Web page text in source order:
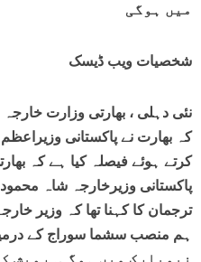
میں ہوگی
شخصیات ویب ڈیسک
نئی دہلی ، بھارتی وزارت خارجہ
کہ بھارت نے پاکستانی
کرتے ہوئے فیصلہ کیا ہے کہ
پاکستانی وزیرخارجہ شاہ
ترجمان کا کہنا تھا کہ وزیر